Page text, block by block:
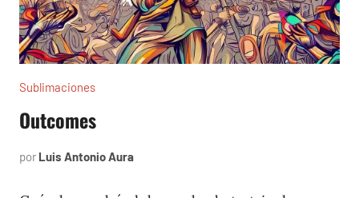
Sublimaciones
Outcomes
por Luis Antonio Aura